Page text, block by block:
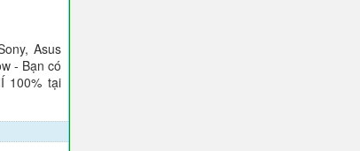
Asus
- Bạn có
100% tại